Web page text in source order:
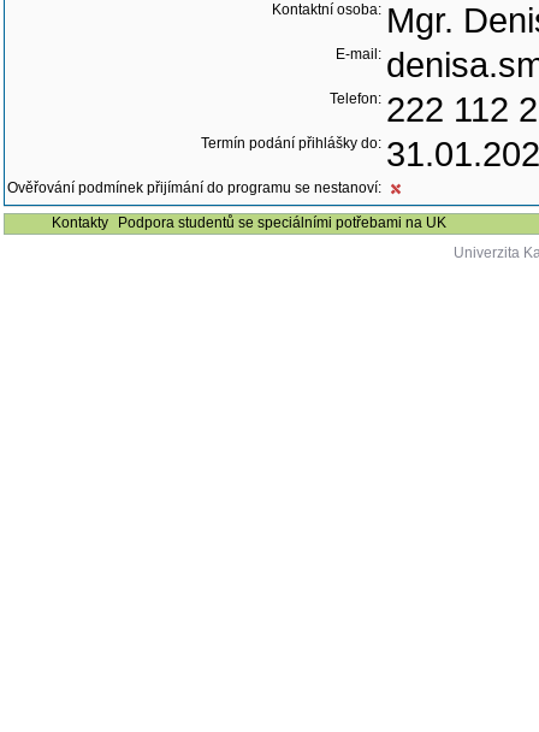
Kontaktní osoba: Mgr.
E-mail:
Telefon: 222 112
Termín podání přihlášky do:
Ověřování podmínek přijímání do programu se nestanoví:
Kontakty
Podpora studentů se speciálními potřebami na UK
Univerzita